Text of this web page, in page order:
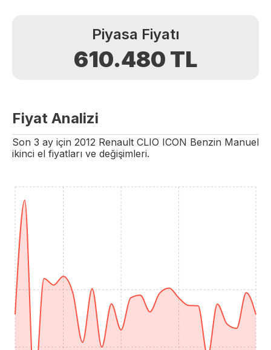
Piyasa Fiyatı
610.480 TL
Fiyat Analizi
Son 3 ay için 2012 Renault CLIO ICON Benzin Manuel
ikinci el fiyatları ve değişimleri.